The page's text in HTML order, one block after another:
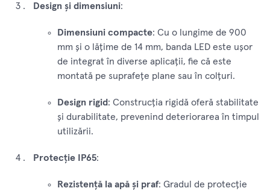
Design și dimensiuni:
Dimensiuni compacte: Cu o lungime de 900
mm și o lățime de 14 mm, banda LED este ușor
de integrat în diverse aplicații, fie că este
montată pe suprafețe plane sau în colțuri.
Design rigid: Construcția rigidă oferă stabilitate
și durabilitate, prevenind deteriorarea în timpul
utilizării.
Protecție IP65:
Rezistență la apă și praf: Gradul de protecție